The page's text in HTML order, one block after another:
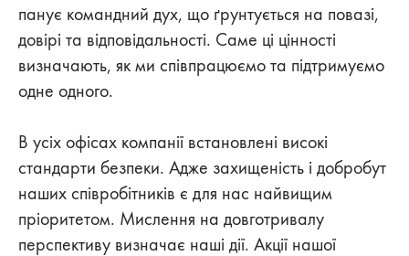
панує командний дух, що ґрунтується на повазі,
довірі та відповідальності. Саме ці цінності
визначають, як ми співпрацюємо та підтримуємо
одне одного.
В усіх офісах компанії встановлені високі
стандарти безпеки. Адже захищеність і добробут
наших співробітників є для нас найвищим
пріоритетом. Мислення на довготривалу
перспективу визначає наші дії. Акції нашої